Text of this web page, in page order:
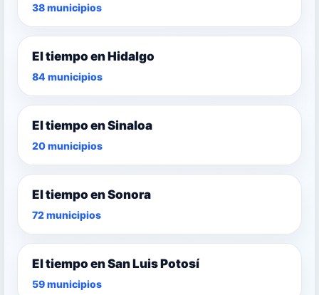
38 municipios
El tiempo en Hidalgo
84 municipios
El tiempo en Sinaloa
20 municipios
El tiempo en Sonora
72 municipios
El tiempo en San Luis Potosí
59 municipios